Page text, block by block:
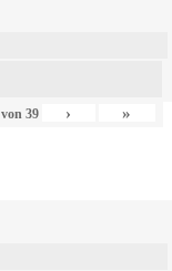
von 39 › »